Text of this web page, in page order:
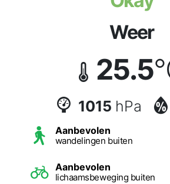
Weer
25.5
1015 hPa
Aanbevolen
wandelingen buiten
Aanbevolen
lichaamsbeweging buiten